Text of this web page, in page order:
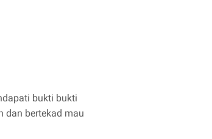
bukti bukti
dan bertekad mau